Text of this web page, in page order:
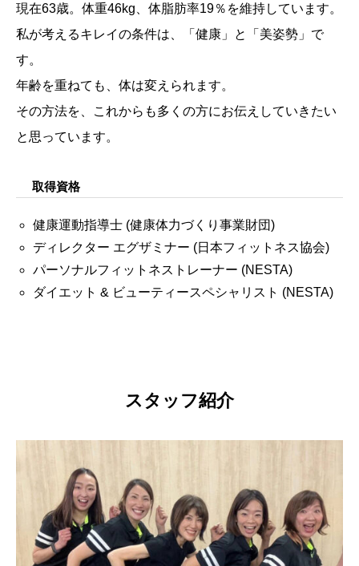
現在63歳。体重46kg、体脂肪率19％を維持しています。
私が考えるキレイの条件は、「健康」と「美姿勢」で
す。
年齢を重ねても、体は変えられます。
その方法を、これからも多くの方にお伝えしていきたい
と思っています。
取得資格
健康運動指導士 (健康体力づくり事業財団)
ディレクター エグザミナー (日本フィットネス協会)
パーソナルフィットネストレーナー (NESTA)
ダイエット & ビューティースペシャリスト (NESTA)
スタッフ紹介